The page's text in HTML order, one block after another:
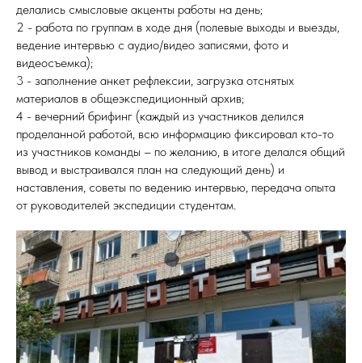
делались смысловые акценты работы на день;
2 - работа по группам в ходе дня (полевые выходы и выезды,
ведение интервью с аудио/видео записями, фото и
видеосъемка);
3 - заполнение анкет рефлексии, загрузка отснятых
материалов в общеэкспедиционный архив;
4 - вечерний брифинг (каждый из участников делился
проделанной работой, всю информацию фиксировал кто-то
из участников команды – по желанию, в итоге делался общий
вывод и выстраивался план на следующий день) и
наставления, советы по ведению интервью, передача опыта
от руководителей экспедиции студентам.